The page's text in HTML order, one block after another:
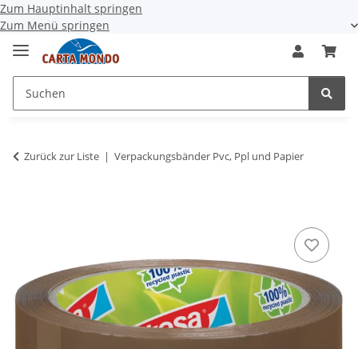
Zum Hauptinhalt springen
Zum Menü springen
Zurück zur Liste Verpackungsbänder Pvc, Ppl und Papier